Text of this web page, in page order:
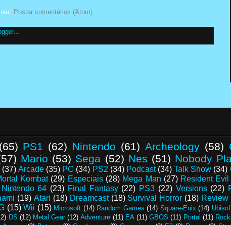
Postar comentários (Atom)
(65) PS1 (62) Nintendo (61) Archeology (58)
Mario (53) Sega (52) Nes (51) Nobody
(37) Arcade (35) PC (34) PS2 (34) Podcast (34) Talk Show (34)
Kombat (29) Especiais (28) Mega Man (27) Resident Evil
Nintendo 64 (23) Final Fantasy (22) PS3 (22) Versions (22)
(19) Atari (18) Dreamcast (18) Survival Horror (18) Review
(15) Wii (15) Microsoft (14) Random Games (14) Square-Enix (14)
DS (12) Metal Gear (12) Adventure (11) EA (11) GBOS (11) Portal (11)